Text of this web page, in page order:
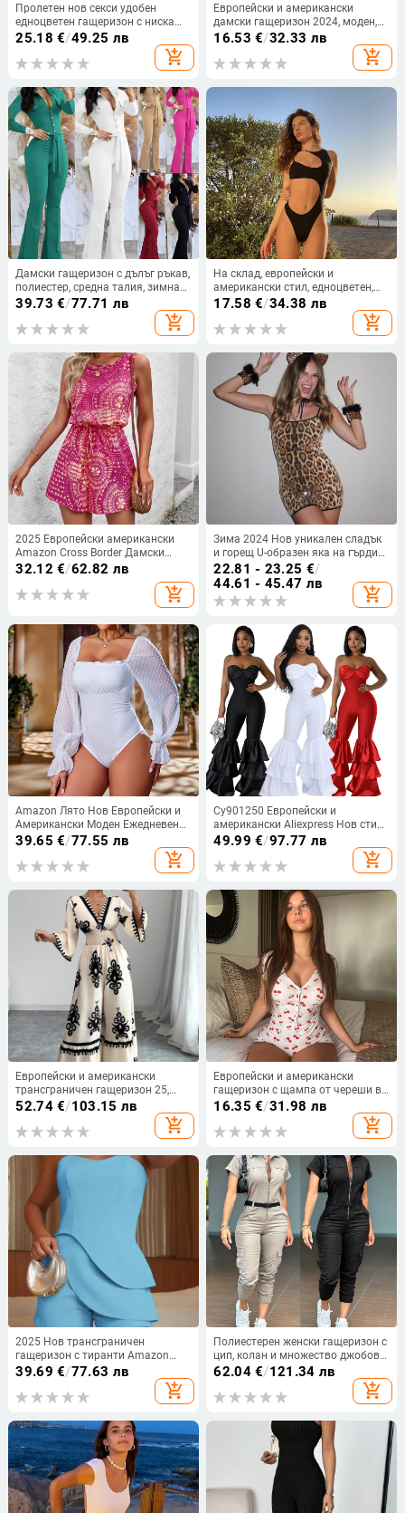
Пролетен нов секси удобен
едноцветен гащеризон с ниска
яка и цип в гърдите, дизайн с цип
25.18 €/49.25 лв
add_shopping_cart
Европейски и американски
дамски гащеризон 2024, моден,
външнотърговски, секси, с
прилепнала кройка, с презрамка
и гръб, черни, без ръкави,
16.53 €/32.33 лв
add_shopping_cart
Дамски гащеризон с дълъг ръкав,
полиестер, средна талия, зимна
колекция 2023
39.73 €/77.71 лв
add_shopping_cart
На склад, европейски и
американски стил, едноцветен,
летен, секси, без ръкави,
издълбан, плътно прилепнал, с
висока талия, на едро
17.58 €/34.38 лв
add_shopping_cart
2025 Европейски американски
Amazon Cross Border Дамски
елегантен гащеризон с висока
Tiktoktemu
32.12 €/62.82 лв
add_shopping_cart
Зима 2024 Нов уникален сладък
и горещ U-образен яка на гърдите
с мъниста, лъскав леопардов
принт, тесен къс гащеризон с
тиранти
22.81 - 23.25 €/
44.61 - 45.47 лв
add_shopping_cart
Amazon Лято Нов Европейски и
Американски Моден Ежедневен
Топ Мрежести Шиене Квадратна
Яка Презрамка Дълъг Ръкав
Триъгълен Гащеризон
39.65 €/77.55 лв
add_shopping_cart
Cy901250 Европейски и
американски Aliexpress Нов стил
Модерен секси тръбен топ Чист
гащеризон за жени
49.99 €/97.77 лв
add_shopping_cart
Европейски и американски
трансграничен гащеризон 25,
горещо продаван в бохемски
стил с щампа, V-образно деколте,
дълъг ръкав и широки крачоли,
52.74€/103.15 лв
add_shopping_cart
Европейски и американски
гащеризон с щампа от череши в
женски стил, стегнат топ с
катарама и V-образно деколте, за
отслабване и стегната талия
16.35 €/31.98 лв
add_shopping_cart
2025 Нов трансграничен
гащеризон с тиранти Amazon
Fashion, дамски, черен, небесно
син, изумрудено розово червен
39.69 €/77.63 лв
add_shopping_cart
Полиестерен женски гащеризон с
цип, колан и множество джобове,
3/4 ръкав, тесен силует
62.04€/121.34 лв
add_shopping_cart